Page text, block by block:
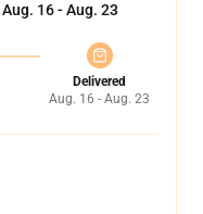
Aug. 16 - Aug. 23
Delivered
Aug. 16 - Aug. 23